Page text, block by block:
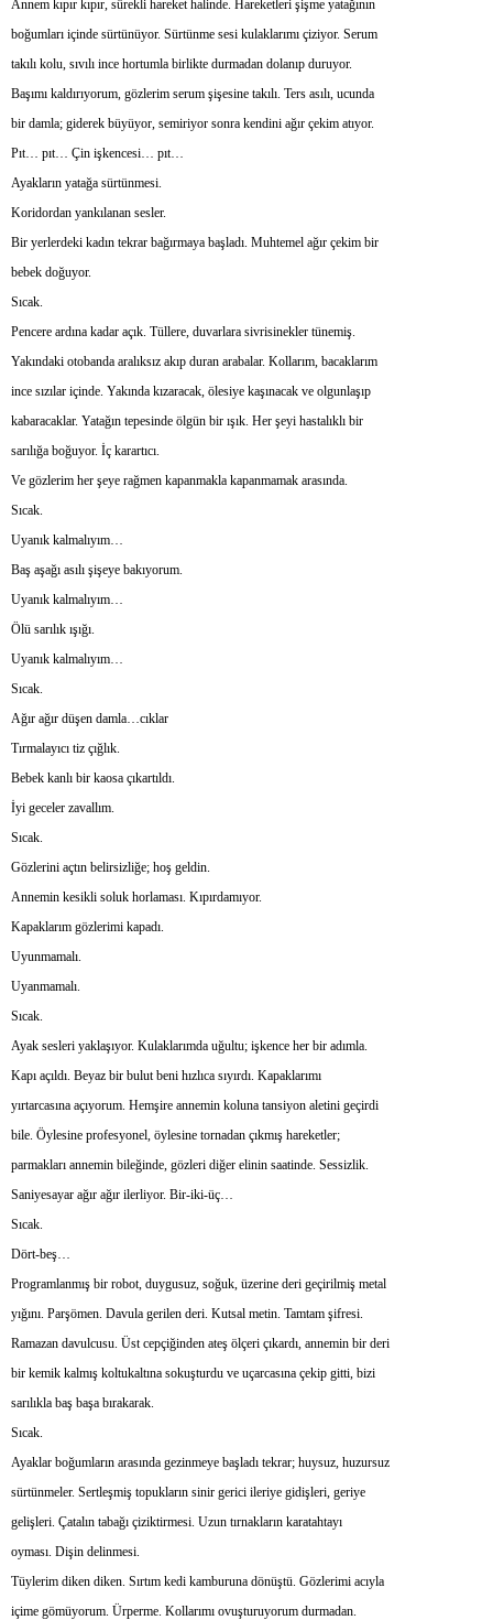
Annem kıpır kıpır, sürekli hareket halinde. Hareketleri şişme yatağının
boğumları içinde sürtünüyor. Sürtünme sesi kulaklarımı çiziyor. Serum
takılı kolu, sıvılı ince hortumla birlikte durmadan dolanıp duruyor.
Başımı kaldırıyorum, gözlerim serum şişesine takılı. Ters asılı, ucunda
bir damla; giderek büyüyor, semiriyor sonra kendini ağır çekim atıyor.
Pıt… pıt… Çin işkencesi… pıt…
Ayakların yatağa sürtünmesi.
Koridordan yankılanan sesler.
Bir yerlerdeki kadın tekrar bağırmaya başladı. Muhtemel ağır çekim bir
bebek doğuyor.
Sıcak.
Pencere ardına kadar açık. Tüllere, duvarlara sivrisinekler tünemiş.
Yakındaki otobanda aralıksız akıp duran arabalar. Kollarım, bacaklarım
ince sızılar içinde. Yakında kızaracak, ölesiye kaşınacak ve olgunlaşıp
kabaracaklar. Yatağın tepesinde ölgün bir ışık. Her şeyi hastalıklı bir
sarılığa boğuyor. İç karartıcı.
Ve gözlerim her şeye rağmen kapanmakla kapanmamak arasında.
Sıcak.
Uyanık kalmalıyım…
Baş aşağı asılı şişeye bakıyorum.
Uyanık kalmalıyım…
Ölü sarılık ışığı.
Uyanık kalmalıyım…
Sıcak.
Ağır ağır düşen damla…cıklar
Tırmalayıcı tiz çığlık.
Bebek kanlı bir kaosa çıkartıldı.
İyi geceler zavallım.
Sıcak.
Gözlerini açtın belirsizliğe; hoş geldin.
Annemin kesikli soluk horlaması. Kıpırdamıyor.
Kapaklarım gözlerimi kapadı.
Uyunmamalı.
Uyanmamalı.
Sıcak.
Ayak sesleri yaklaşıyor. Kulaklarımda uğultu; işkence her bir adımla.
Kapı açıldı. Beyaz bir bulut beni hızlıca sıyırdı. Kapaklarımı
yırtarcasına açıyorum. Hemşire annemin koluna tansiyon aletini geçirdi
bile. Öylesine profesyonel, öylesine tornadan çıkmış hareketler;
parmakları annemin bileğinde, gözleri diğer elinin saatinde. Sessizlik.
Saniyesayar ağır ağır ilerliyor. Bir-iki-üç…
Sıcak.
Dört-beş…
Programlanmış bir robot, duygusuz, soğuk, üzerine deri geçirilmiş metal
yığını. Parşömen. Davula gerilen deri. Kutsal metin. Tamtam şifresi.
Ramazan davulcusu. Üst cepçiğinden ateş ölçeri çıkardı, annemin bir deri
bir kemik kalmış koltukaltına sokuşturdu ve uçarcasına çekip gitti, bizi
sarılıkla baş başa bırakarak.
Sıcak.
Ayaklar boğumların arasında gezinmeye başladı tekrar; huysuz, huzursuz
sürtünmeler. Sertleşmiş topukların sinir gerici ileriye gidişleri, geriye
gelişleri. Çatalın tabağı çiziktirmesi. Uzun tırnakların karatahtayı
oyması. Dişin delinmesi.
Tüylerim diken diken. Sırtım kedi kamburuna dönüştü. Gözlerimi acıyla
içime gömüyorum. Ürperme. Kollarımı ovuşturuyorum durmadan.